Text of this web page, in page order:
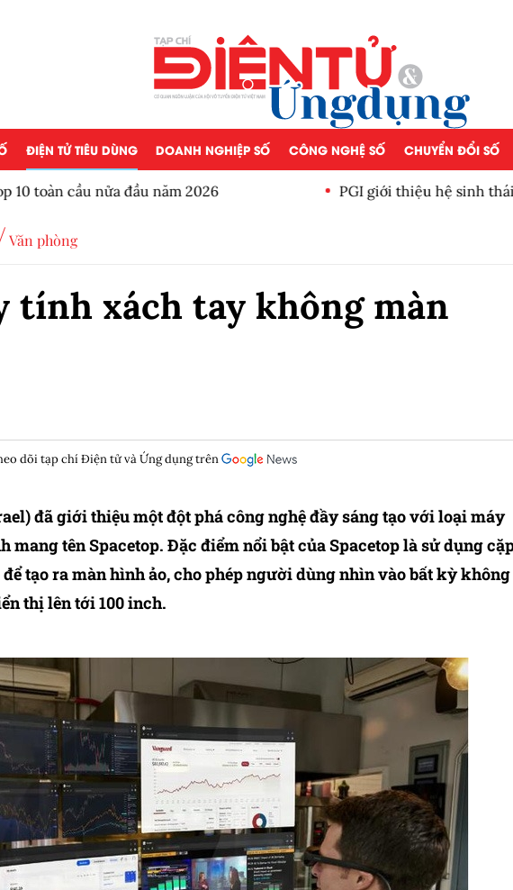
ĐIỆN TỬ TIÊU DÙNG DOANH NGHIỆP SỐ CÔNG NGHỆ SỐ CHUYỂN ĐỔI SỐ
toàn cầu nửa đầu năm 2026 PGI giới thiệu hệ sinh thái
Văn phòng
tính xách tay không màn
dõi tạp chí Điện tử và Ứng dụng trên
đã giới thiệu một đột phá công nghệ đầy sáng tạo với loại máy
tên Spacetop. Đặc điểm nổi bật của Spacetop là sử dụng
tạo ra màn hình ảo, cho phép người dùng nhìn vào bất kỳ không
thị lên tới 100 inch.